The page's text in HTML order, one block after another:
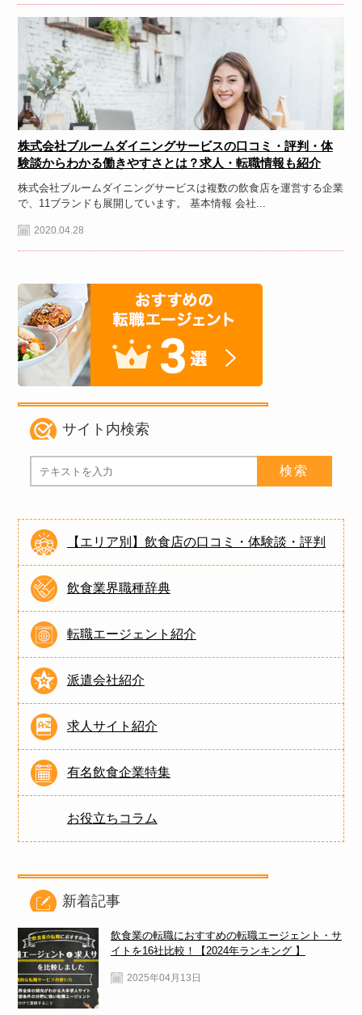
株式会社ブルームダイニングサービスの口コミ・評判・体
験談からわかる働きやすさとは？求人・転職情報も紹介
株式会社ブルームダイニングサービスは複数の飲食店を運営する企業
で、11ブランドも展開しています。 基本情報 会社...
2020.04.28
サイト内検索
【エリア別】飲食店の口コミ・体験談・評判
飲食業界職種辞典
転職エージェント紹介
派遣会社紹介
求人サイト紹介
有名飲食企業特集
お役立ちコラム
新着記事
飲食業の転職におすすめの転職エージェント・サ
イトを16社比較！【2024年ランキング 】
2025年04月13日